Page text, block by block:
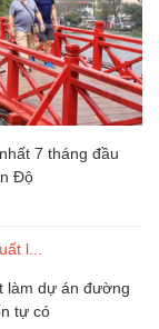
7 tháng đầu
Độ
làm dự án đường
tự có